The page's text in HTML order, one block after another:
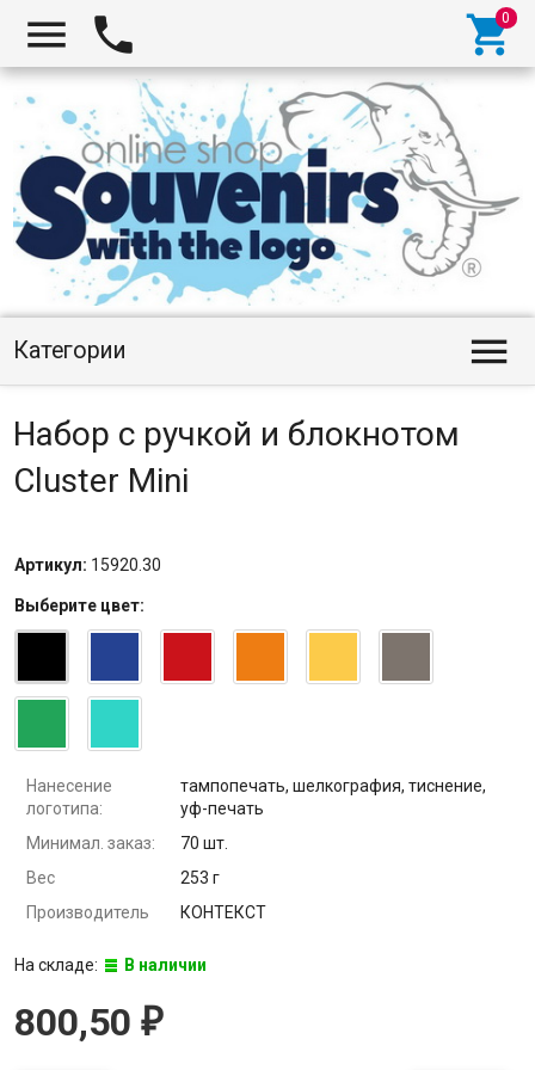
  
Категории 
Набор с ручкой и блокнотом
Cluster Mini
Артикул: 15920.30
Выберите цвет:
Нанесение
логотипа:
тампопечать, шелкография, тиснение,
уф-печать
Минимал. заказ:
70 шт.
Вес
253 г
Производитель
КОНТЕКСТ
На складе: В наличии
800,50 ₽